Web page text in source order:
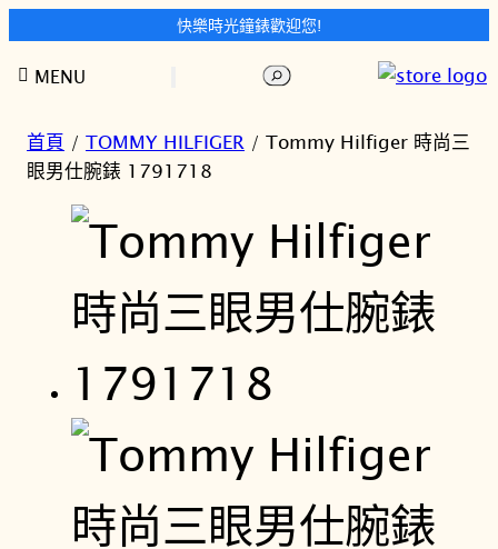
快樂時光鐘錶歡迎您!
至
搜
MENU
首頁 / TOMMY HILFIGER / Tommy Hilfiger 時尚三
眼男仕腕錶 1791718